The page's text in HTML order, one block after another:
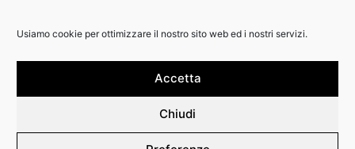
Usiamo cookie per ottimizzare il nostro sito web ed i nostri servizi.
Accetta
Chiudi
RIVENDITORI:
DETTAGLI: